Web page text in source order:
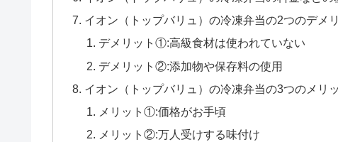
イオン（トップバリュ）の冷凍弁当の2つのデメ
デメリット①:高級食材は使われていない
デメリット②:添加物や保存料の使用
イオン（トップバリュ）の冷凍弁当の3つのメリ
メリット①:価格がお手頃
メリット②:万人受けする味付け